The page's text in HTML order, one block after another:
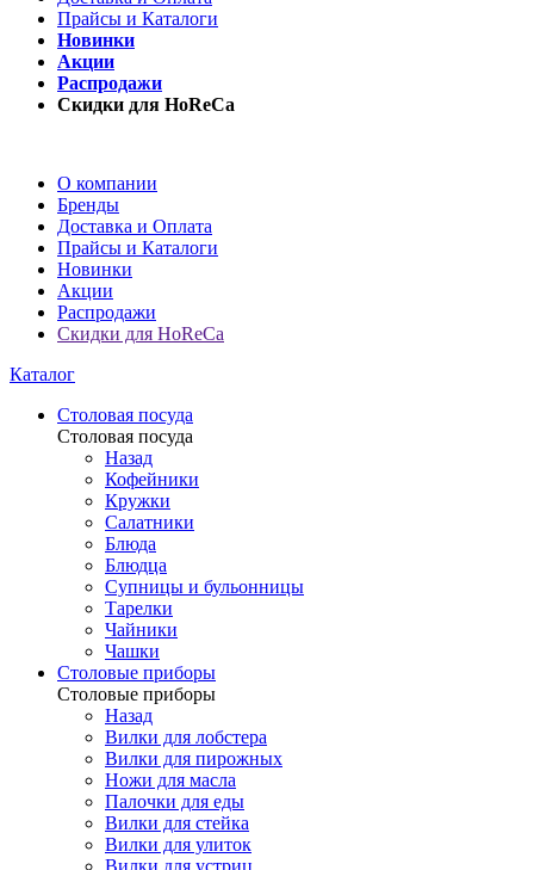
Прайсы и Каталоги
Новинки
Акции
Распродажи
Скидки для HoReCa
О компании
Бренды
Доставка и Оплата
Прайсы и Каталоги
Новинки
Акции
Распродажи
Скидки для HoReCa
Каталог
Столовая посуда
Столовая посуда
Назад
Кофейники
Кружки
Салатники
Блюда
Блюдца
Супницы и бульонницы
Тарелки
Чайники
Чашки
Cтоловые приборы
Cтоловые приборы
Назад
Вилки для лобстера
Вилки для пирожных
Ножи для масла
Палочки для еды
Вилки для стейка
Вилки для улиток
Вилки для устриц